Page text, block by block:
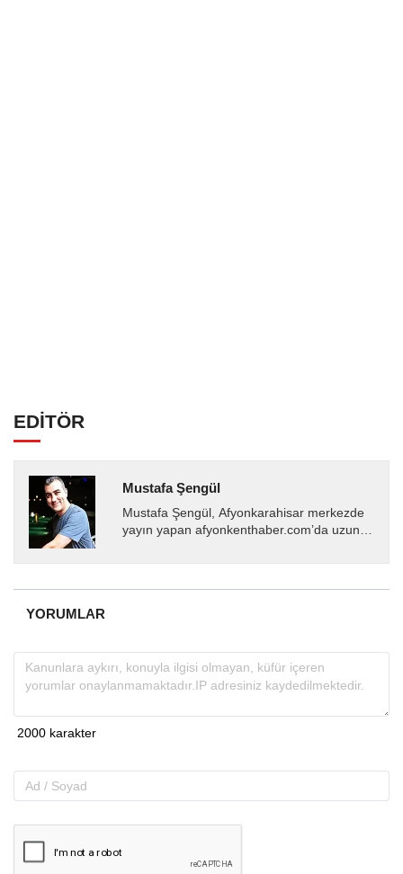
EDİTÖR
Mustafa Şengül
Mustafa Şengül, Afyonkarahisar merkezde
yayın yapan afyonkenthaber.com’da uzun
almakta, haber akışı...
YORUMLAR